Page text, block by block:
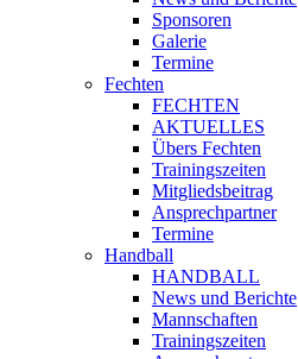
Sponsoren
Galerie
Termine
Fechten
FECHTEN
AKTUELLES
Übers Fechten
Trainingszeiten
Mitgliedsbeitrag
Ansprechpartner
Termine
Handball
HANDBALL
News und Berichte
Mannschaften
Trainingszeiten